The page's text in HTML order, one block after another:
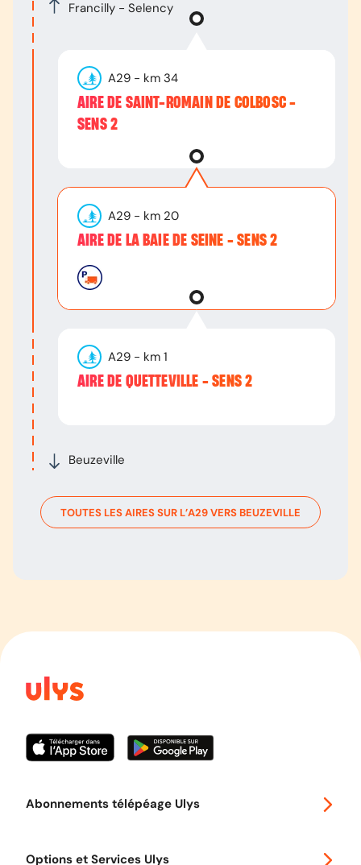
Francilly - Selency
Beuzeville
A29 - km 34
AIRE DE SAINT-ROMAIN DE COLBOSC -
SENS 2
A29 - km 20
AIRE DE LA BAIE DE SEINE - SENS 2
A29 - km 1
AIRE DE QUETTEVILLE - SENS 2
TOUTES LES AIRES SUR L’A29VERS BEUZEVILLE
Abonnements télépéage Ulys
Options et Services Ulys